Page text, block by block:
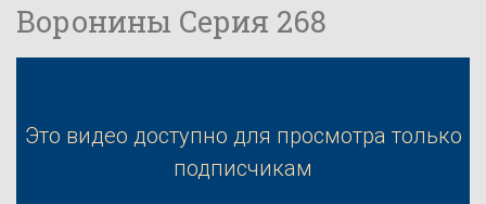
Воронины Серия 268
Это видео доступно для просмотра только
подписчикам